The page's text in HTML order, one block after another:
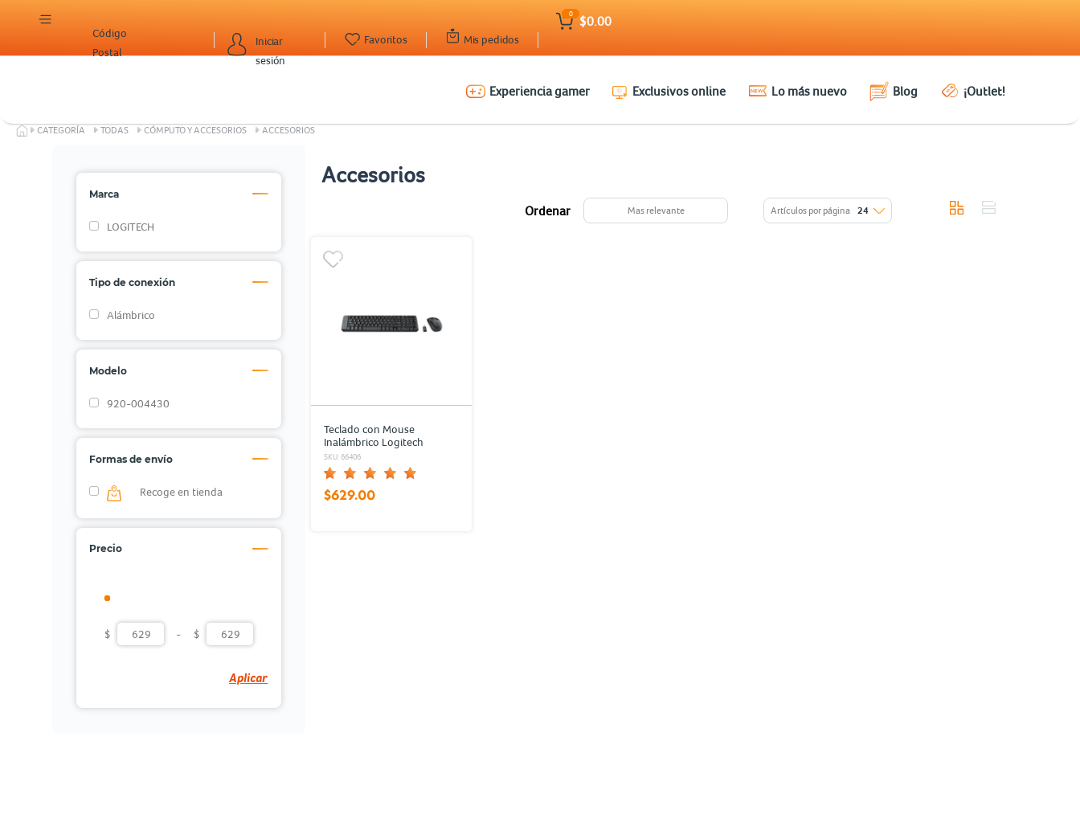
Iniciar
sesión
Código
Postal
Mis pedidos
Favoritos
0
$0.00
Experiencia gamer Exclusivos online Lo más nuevo Blog ¡Outlet!
CATEGORÍA TODAS CÓMPUTO Y ACCESORIOS ACCESORIOS
Marca
LOGITECH
Tipo de conexión
Alámbrico
Modelo
920-004430
Formas de envío
Recoge en tienda
Precio
$ - $
Aplicar
Accesorios
Ordenar Mas relevante Artículos por página 24
Teclado con Mouse
Inalámbrico Logitech
MK220 Negro
SKU: 66406
$629.00